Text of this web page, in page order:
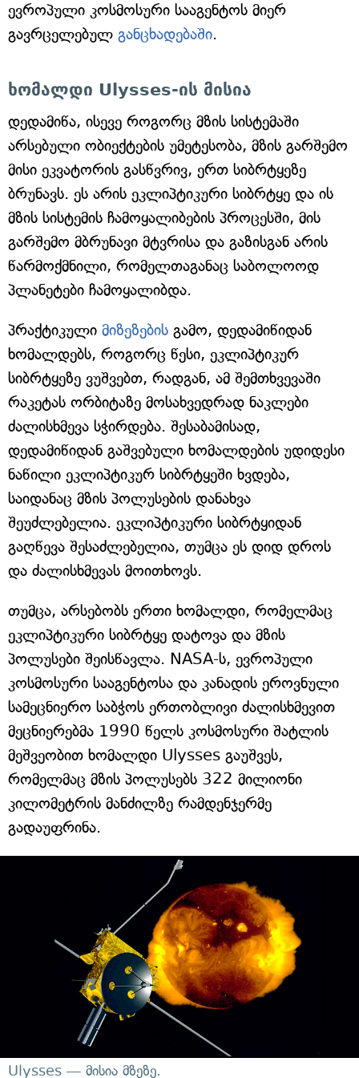
ევროპული კოსმოსური სააგენტოს მიერ
გავრცელებულ განცხადებაში.
ხომალდი Ulysses-ის მისია
დედამიწა, ისევე როგორც მზის სისტემაში
არსებული ობიექტების უმეტესობა, მზის გარშემო
მისი ეკვატორის გასწვრივ, ერთ სიბრტყეზე
ბრუნავს. ეს არის ეკლიპტიკური სიბრტყე და ის
მზის სისტემის ჩამოყალიბების პროცესში, მის
გარშემო მბრუნავი მტვრისა და გაზისგან არის
წარმოქმნილი, რომელთაგანაც საბოლოოდ
პლანეტები ჩამოყალიბდა.
პრაქტიკული მიზეზების გამო, დედამიწიდან
ხომალდებს, როგორც წესი, ეკლიპტიკურ
სიბრტყეზე ვუშვებთ, რადგან, ამ შემთხვევაში
რაკეტას ორბიტაზე მოსახვედრად ნაკლები
ძალისხმევა სჭირდება. შესაბამისად,
დედამიწიდან გაშვებული ხომალდების უდიდესი
ნაწილი ეკლიპტიკურ სიბრტყეში ხვდება,
საიდანაც მზის პოლუსების დანახვა
შეუძლებელია. ეკლიპტიკური სიბრტყიდან
გაღწევა შესაძლებელია, თუმცა ეს დიდ დროს
და ძალისხმევას მოითხოვს.
თუმცა, არსებობს ერთი ხომალდი, რომელმაც
ეკლიპტიკური სიბრტყე დატოვა და მზის
პოლუსები შეისწავლა. NASA-ს, ევროპული
კოსმოსური სააგენტოსა და კანადის ეროვნული
სამეცნიერო საბჭოს ერთობლივი ძალისხმევით
მეცნიერებმა 1990 წელს კოსმოსური შატლის
მეშვეობით ხომალდი Ulysses გაუშვეს,
რომელმაც მზის პოლუსებს 322 მილიონი
კილომეტრის მანძილზე რამდენჯერმე
გადაუფრინა.
Ulysses — მისია მზეზე.